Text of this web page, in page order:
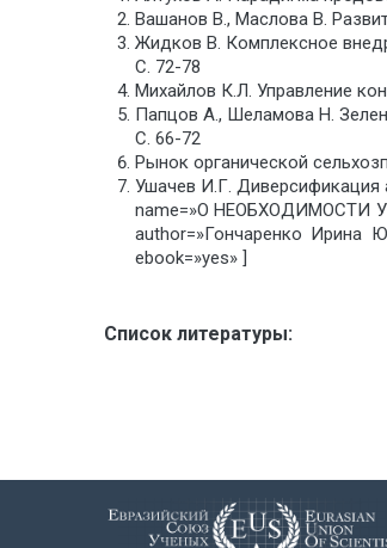
Вашанов В., Маслова В.
Жидков В. Комплексное
С. 72-78
Михайлов К.Л. Управление
Папцов А., Шеламова Н.
С. 66-72
Рынок органической
Ушачев И.Г. Диверсификация
name=»О
author=»Гончаренко Ирина
ebook=»yes» ]
Список литературы: